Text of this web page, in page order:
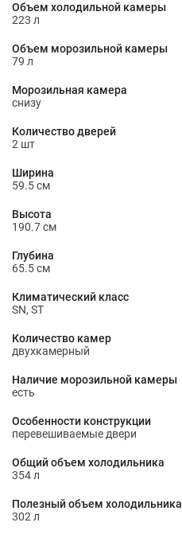
Объем холодильной камеры
223 л
Объем морозильной камеры
79 л
Морозильная камера
снизу
Количество дверей
2 шт
Ширина
59.5 см
Высота
190.7 см
Глубина
65.5 см
Климатический класс
SN, ST
Количество камер
двухкамерный
Наличие морозильной камеры
есть
Особенности конструкции
перевешиваемые двери
Общий объем холодильника
354 л
Полезный объем холодильника
302 л